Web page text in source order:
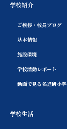
学校紹介
ご挨拶・校長ブログ
基本情報
施設環境
学校活動レポート
動画で見る名進研小
学校生活